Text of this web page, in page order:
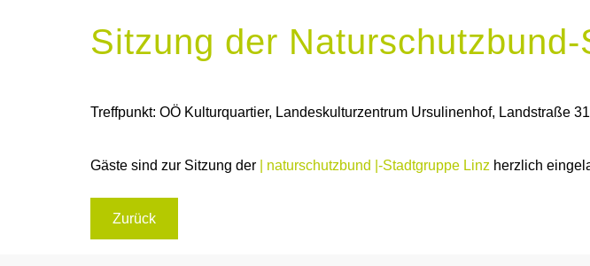
Sitzung der
Treffpunkt: OÖ Kulturquartier, Landeskulturzentrum Ursulinenhof, Landstraße
Gäste sind zur Sitzung der | naturschutzbund |-Stadtgruppe Linz herzlich
Zurück